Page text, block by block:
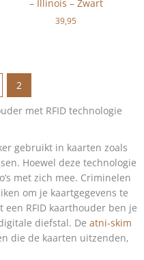
– Illinois – Zwart
39,95
2
met RFID technologie
gebruikt in kaarten zoals
Hoewel deze technologie
met zich mee. Criminelen
om je kaartgegevens te
RFID kaarthouder ben je
diefstal. De atni-skim
die de kaarten uitzenden,